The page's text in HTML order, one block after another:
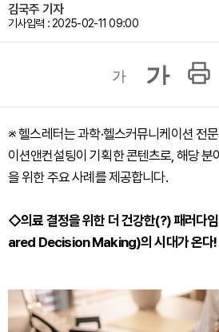
김국주 기자
기사입력 : 2025-02-11 09:00
가 가
※ 헬스레터는 과학·헬스커뮤니케이션 전
이션앤컨설팅이 기획한 콘텐츠로, 해당 분
을 위한 주요 사례를 제공합니다.
◇의료 결정을 위한 더 건강한(?) 패러다
ared Decision Making)의 시대가 온다!